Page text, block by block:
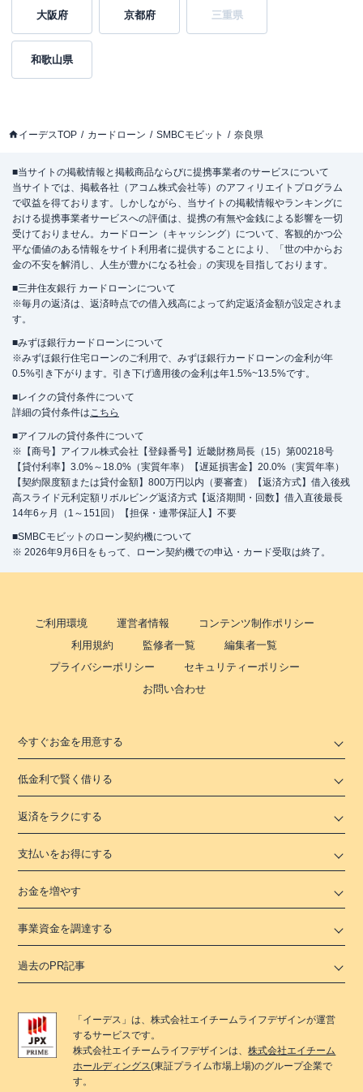
大阪府 京都府 三重県
和歌山県
イーデスTOP カードローン SMBCモビット 奈良県
■当サイトの掲載情報と掲載商品ならびに提携事業者のサービスについて
当サイトでは、掲載各社（アコム株式会社等）のアフィリエイトプログラム
で収益を得ております。しかしながら、当サイトの掲載情報やランキングに
おける提携事業者サービスへの評価は、提携の有無や金銭による影響を一切
受けておりません。カードローン（キャッシング）について、客観的かつ公
平な価値のある情報をサイト利用者に提供することにより、「世の中からお
金の不安を解消し、人生が豊かになる社会」の実現を目指しております。
■三井住友銀行 カードローンについて
※毎月の返済は、返済時点での借入残高によって約定返済金額が設定されま
す。
■みずほ銀行カードローンについて
※みずほ銀行住宅ローンのご利用で、みずほ銀行カードローンの金利が年
0.5%引き下がります。引き下げ適用後の金利は年1.5%~13.5%です。
■レイクの貸付条件について
詳細の貸付条件はこちら
■アイフルの貸付条件について
※【商号】アイフル株式会社【登録番号】近畿財務局長（15）第00218号
【貸付利率】3.0%～18.0%（実質年率）【遅延損害金】20.0%（実質年率）
【契約限度額または貸付金額】800万円以内（要審査）【返済方式】借入後残
高スライド元利定額リボルビング返済方式【返済期間・回数】借入直後最長
14年6ヶ月（1～151回）【担保・連帯保証人】不要
■SMBCモビットのローン契約機について
※ 2026年9月6日をもって、ローン契約機での申込・カード受取は終了。
ご利用環境 運営者情報
コンテンツ制作ポリシー
利用規約
監修者一覧
編集者一覧
プライバシーポリシー
セキュリティーポリシー
お問い合わせ
今すぐお金を用意する
低金利で賢く借りる
返済をラクにする
支払いをお得にする
お金を増やす
事業資金を調達する
過去のPR記事
「 イーデス 」は、株式会社エイチームライフデザインが運営
するサービスです。
株式会社エイチームライフデザインは、株式会社エイチーム
ホールディングス(東証プライム市場上場)のグループ企業で
す。